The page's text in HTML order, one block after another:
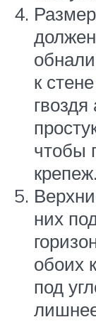
к
гвоздя
чтобы
крепеж.
них
обоих
под